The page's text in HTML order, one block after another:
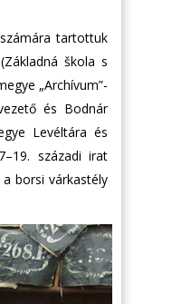
tartottuk
škola s
„Archívum”-
és Bodnár
Levéltára és
századi irat
borsi várkastély